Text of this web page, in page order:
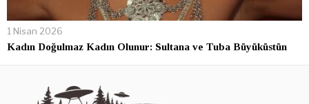
1 Nisan 2026
Kadın Doğulmaz Kadın Olunur: Sultana ve Tuba Büyüküstün